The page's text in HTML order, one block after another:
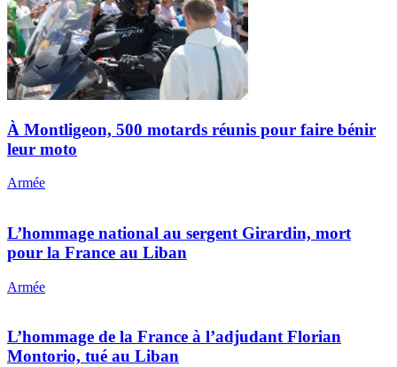
À Montligeon, 500 motards réunis pour faire bénir
leur moto
Armée
L’hommage national au sergent Girardin, mort
pour la France au Liban
Armée
L’hommage de la France à l’adjudant Florian
Montorio, tué au Liban